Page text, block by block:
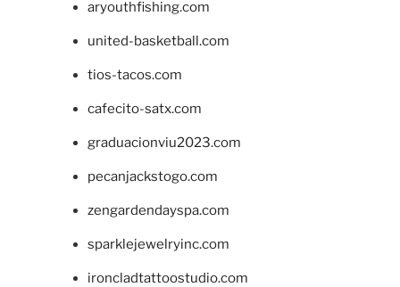
aryouthfishing.com
united-basketball.com
tios-tacos.com
cafecito-satx.com
graduacionviu2023.com
pecanjackstogo.com
zengardendayspa.com
sparklejewelryinc.com
ironcladtattoostudio.com